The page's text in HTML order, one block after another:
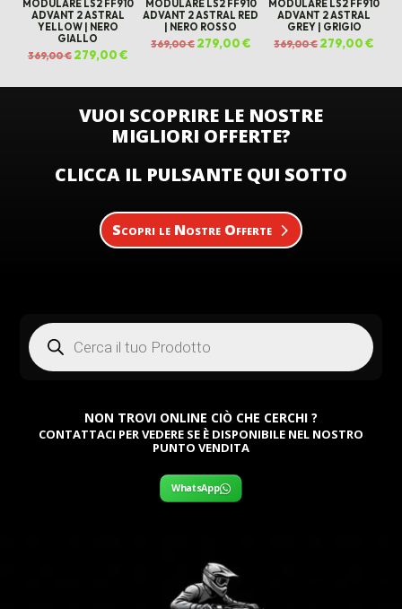
MODULARE LS2 FF910
ADVANT 2 ASTRAL
YELLOW | NERO
GIALLO
369,00€ Il
prezzo
369,00 €.
279,00€Il
prezzo
279,00 €.
MODULARE LS2 FF910
ADVANT 2 ASTRAL RED
| NERO ROSSO
369,00€ Il
prezzo
279,00€Il
prezzo
MODULARE LS2 FF910
ADVANT 2 ASTRAL
GREY | GRIGIO
369,00€ Il
prezzo
279,00€
VUOI SCOPRIRE LE NOSTRE
MIGLIORI OFFERTE?
CLICCA IL PULSANTE QUI SOTTO
Scopri le Nostre Offerte
Products
search
NON TROVI ONLINE CIÒ CHE CERCHI ?
CONTATTACI PER VEDERE SE È DISPONIBILE NEL NOSTRO
PUNTO VENDITA
WhatsApp